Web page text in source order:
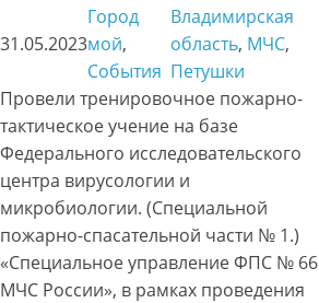
31.05.2023
Город
мой
События
Владимирская
область, МЧС
Петушки
Провели тренировочное пожарно-
тактическое учение на базе
Федерального исследовательского
центра вирусологии и
микробиологии. (Специальной
пожарно-спасательной части № 1.)
«Специальное управление ФПС № 66
МЧС России», в рамках проведения